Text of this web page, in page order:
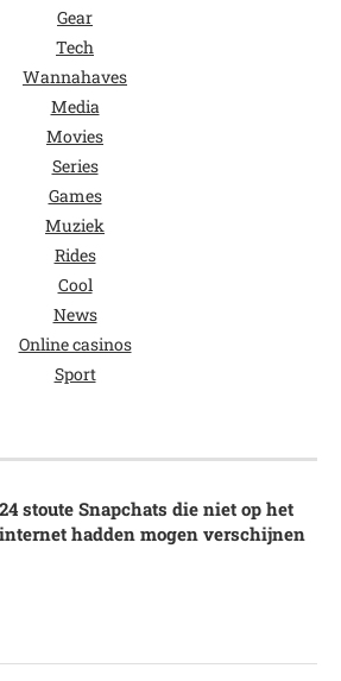
Gear
Tech
Wannahaves
Media
Movies
Series
Games
Muziek
Rides
Cool
News
Online casinos
Sport
24 stoute Snapchats die niet op het
internet hadden mogen verschijnen